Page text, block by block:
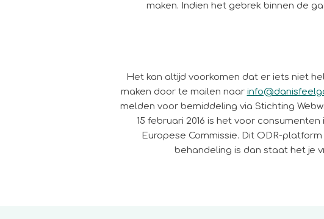
maken. Indien het gebrek binnen de
Het kan altijd voorkomen dat er iets niet
maken door te mailen naar
melden voor bemiddeling via Stichting
15 februari 2016 is het voor
Europese Commissie. Dit ODR-
behandeling is dan staat het je